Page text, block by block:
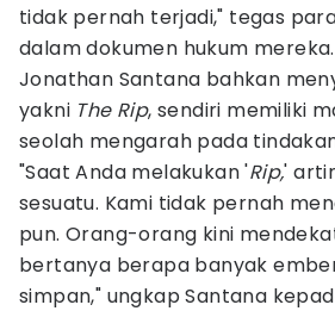
tidak pernah terjadi," tegas
dalam dokumen hukum mereka.
Jonathan Santana bahkan
yakni The Rip, sendiri memiliki
seolah mengarah pada
"Saat Anda melakukan 'Rip,'
sesuatu. Kami tidak pernah
pun. Orang-orang kini
bertanya berapa banyak
simpan," ungkap Santana